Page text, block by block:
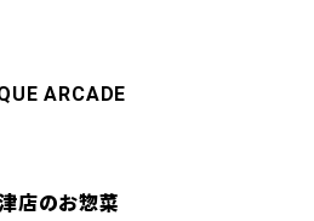
ARCADE
店のお惣菜